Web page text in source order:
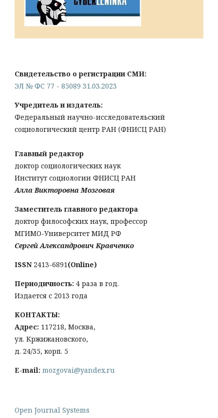
Свидетельство о регистрации СМИ:
ЭЛ № ФС 77 - 85089 31.03.2023
Учредитель и издатель:
Федеральный научно-исследовательский
социологический центр РАН (ФНИСЦ РАН)
Главный редактор
доктор социологических наук
Институт социологии ФНИСЦ РАН
Алла Викторовна Мозговая
Заместитель главного редактора
доктор философских наук, профессор
МГИМО-Университет МИД РФ
Сергей Александрович Кравченко
ISSN 2413-6891(Online)
Периодичность: 4 раза в год.
Издается с 2013 года
КОНТАКТЫ:
Адрес: 117218, Москва,
ул. Кржижановского,
д. 24/35, корп. 5
E-mail: mozgovai@yandex.ru
Open Journal Systems